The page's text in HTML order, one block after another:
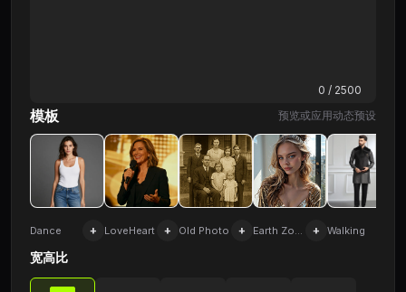
0 / 2500
模板 预览或应用动态预设
Dance + LoveHeart + Old Photo + Earth Zoom + Walking
宽高比